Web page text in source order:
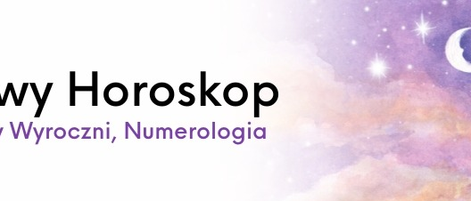
dzienny,